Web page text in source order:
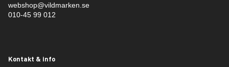
webshop@vildmarken.se
010-45 99 012
Kontakt & info